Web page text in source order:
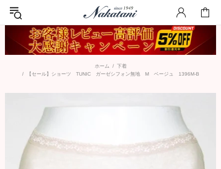
ホーム
下着
【セール】ショーツ TUNIC ガーゼシフォン無地 M ベージュ 1396M-B